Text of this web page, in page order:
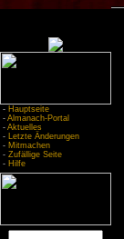
- Hauptseite
- Almanach-Portal
- Aktuelles
- Letzte Änderungen
- Mitmachen
- Zufällige Seite
- Hilfe